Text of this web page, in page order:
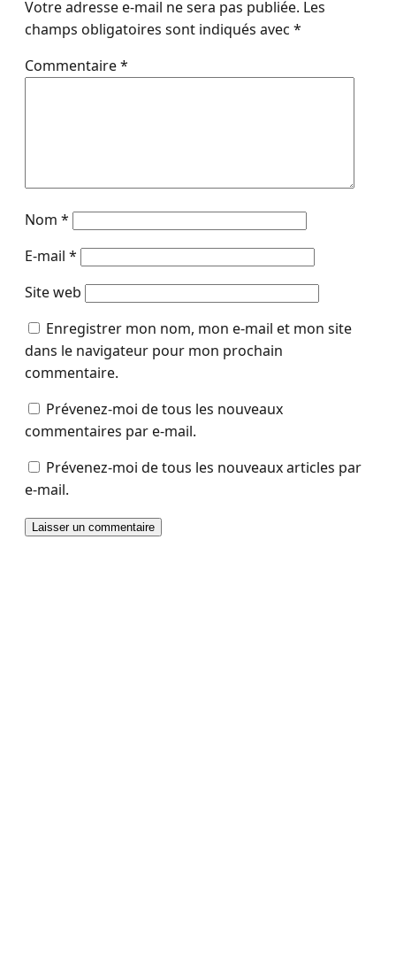
Votre adresse e-mail ne sera pas publiée. Les
champs obligatoires sont indiqués avec *
Commentaire*
Nom *
E-mail *
Site web
Enregistrer mon nom, mon e-mail et mon site
dans le navigateur pour mon prochain
commentaire.
Prévenez-moi de tous les nouveaux
commentaires par e-mail.
Prévenez-moi de tous les nouveaux articles par
e-mail.